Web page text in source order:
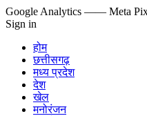
Google Analytics —— Meta
Sign in
होम
छत्तीसगढ़
मध्य प्रदेश
देश
खेल
मनोरंजन